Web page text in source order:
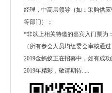
经理，中高层领导（如：采购供
等部门）；
*非以上相关特邀的嘉宾入门票为
（所有参会人员均组委会审核通
2019金蚂蚁正在招募中，如有成
2019年精彩，敬请期待.....